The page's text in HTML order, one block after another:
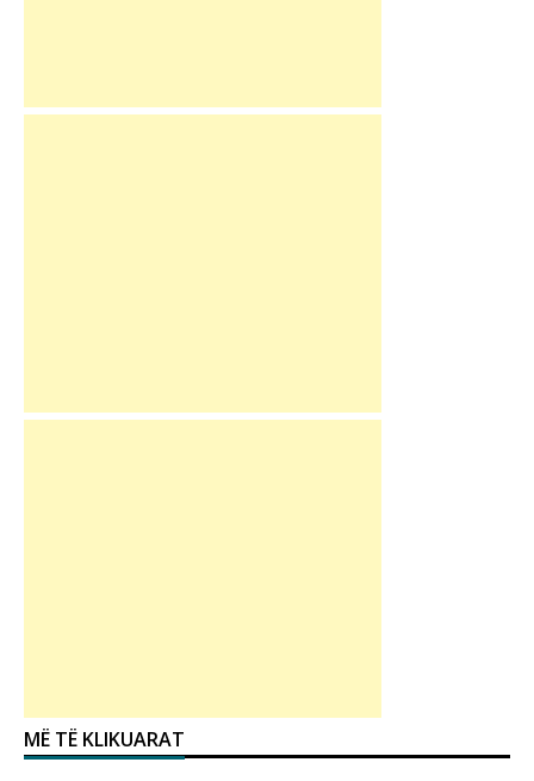
MË TË KLIKUARAT